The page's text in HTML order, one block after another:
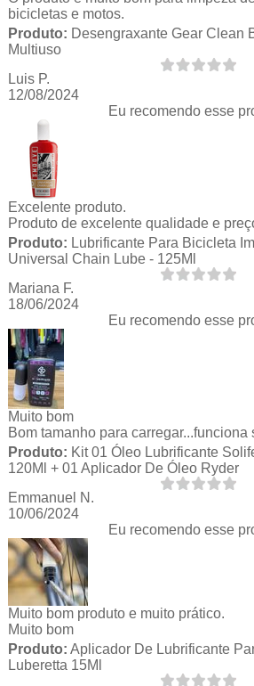
bicicletas e motos.
Produto: Desengraxante Gear Clean
Multiuso
Luis P.
12/08/2024
Eu recomendo esse
Excelente produto.
Produto de excelente qualidade e
Produto: Lubrificante Para Bicicleta
Universal Chain Lube - 125Ml
Mariana F.
18/06/2024
Eu recomendo esse
Muito bom
Bom tamanho para carregar...funciona
Produto: Kit 01 Óleo Lubrificante
120Ml + 01 Aplicador De Óleo Ryder
Emmanuel N.
10/06/2024
Eu recomendo esse
Muito bom produto e muito prático.
Muito bom
Produto: Aplicador De Lubrificante
Luberetta 15Ml